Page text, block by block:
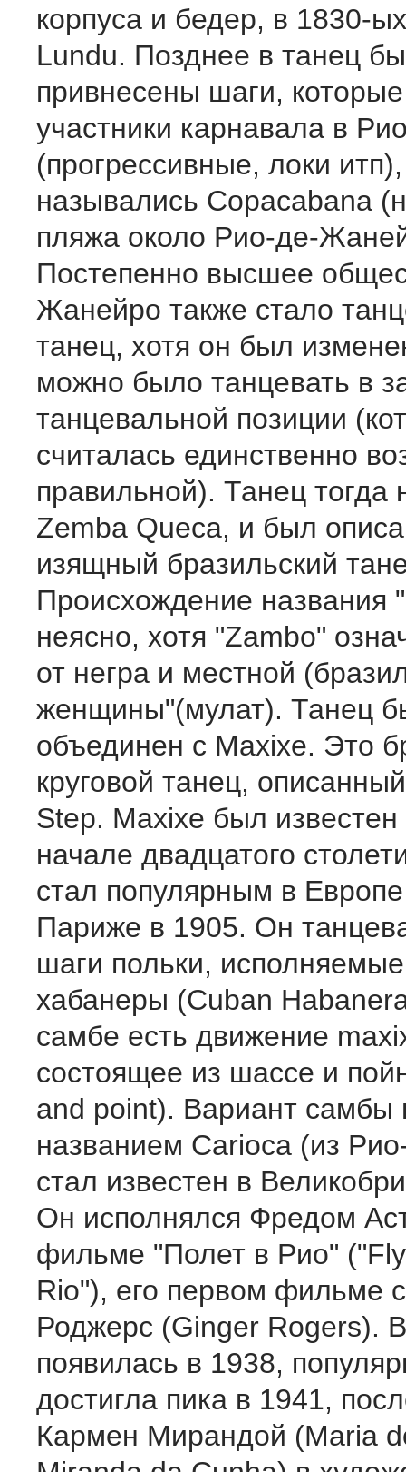
корпуса и бедер, в 1830-
Lundu. Позднее в танец
привнесены шаги,
участники карнавала в
(прогрессивные, локи
назывались Copacabana
пляжа около Рио-де-
Постепенно высшее
Жанейро также стало
танец, хотя он был
можно было танцевать в
танцевальной позиции
считалась единственно
правильной). Танец тогда
Zemba Queca, и был
изящный бразильский
Происхождение названия
неясно, хотя "Zambo"
от негра и местной
женщины"(мулат). Танец
объединен с Maxixe. Это
круговой танец,
Step. Maxixe был
начале двадцатого
стал популярным в
Париже в 1905. Он
шаги польки,
хабанеры (Cuban
самбе есть движение
состоящее из шассе и
and point). Вариант самбы
названием Carioca (из
стал известен в
Он исполнялся Фредом
фильме "Полет в Рио"
Rio"), его первом фильме
Роджерс (Ginger Rogers).
появилась в 1938,
достигла пика в 1941,
Кармен Мирандой (Maria